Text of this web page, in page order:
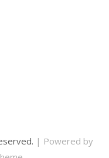
| Powered by